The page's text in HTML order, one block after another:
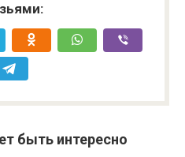
быть интересно